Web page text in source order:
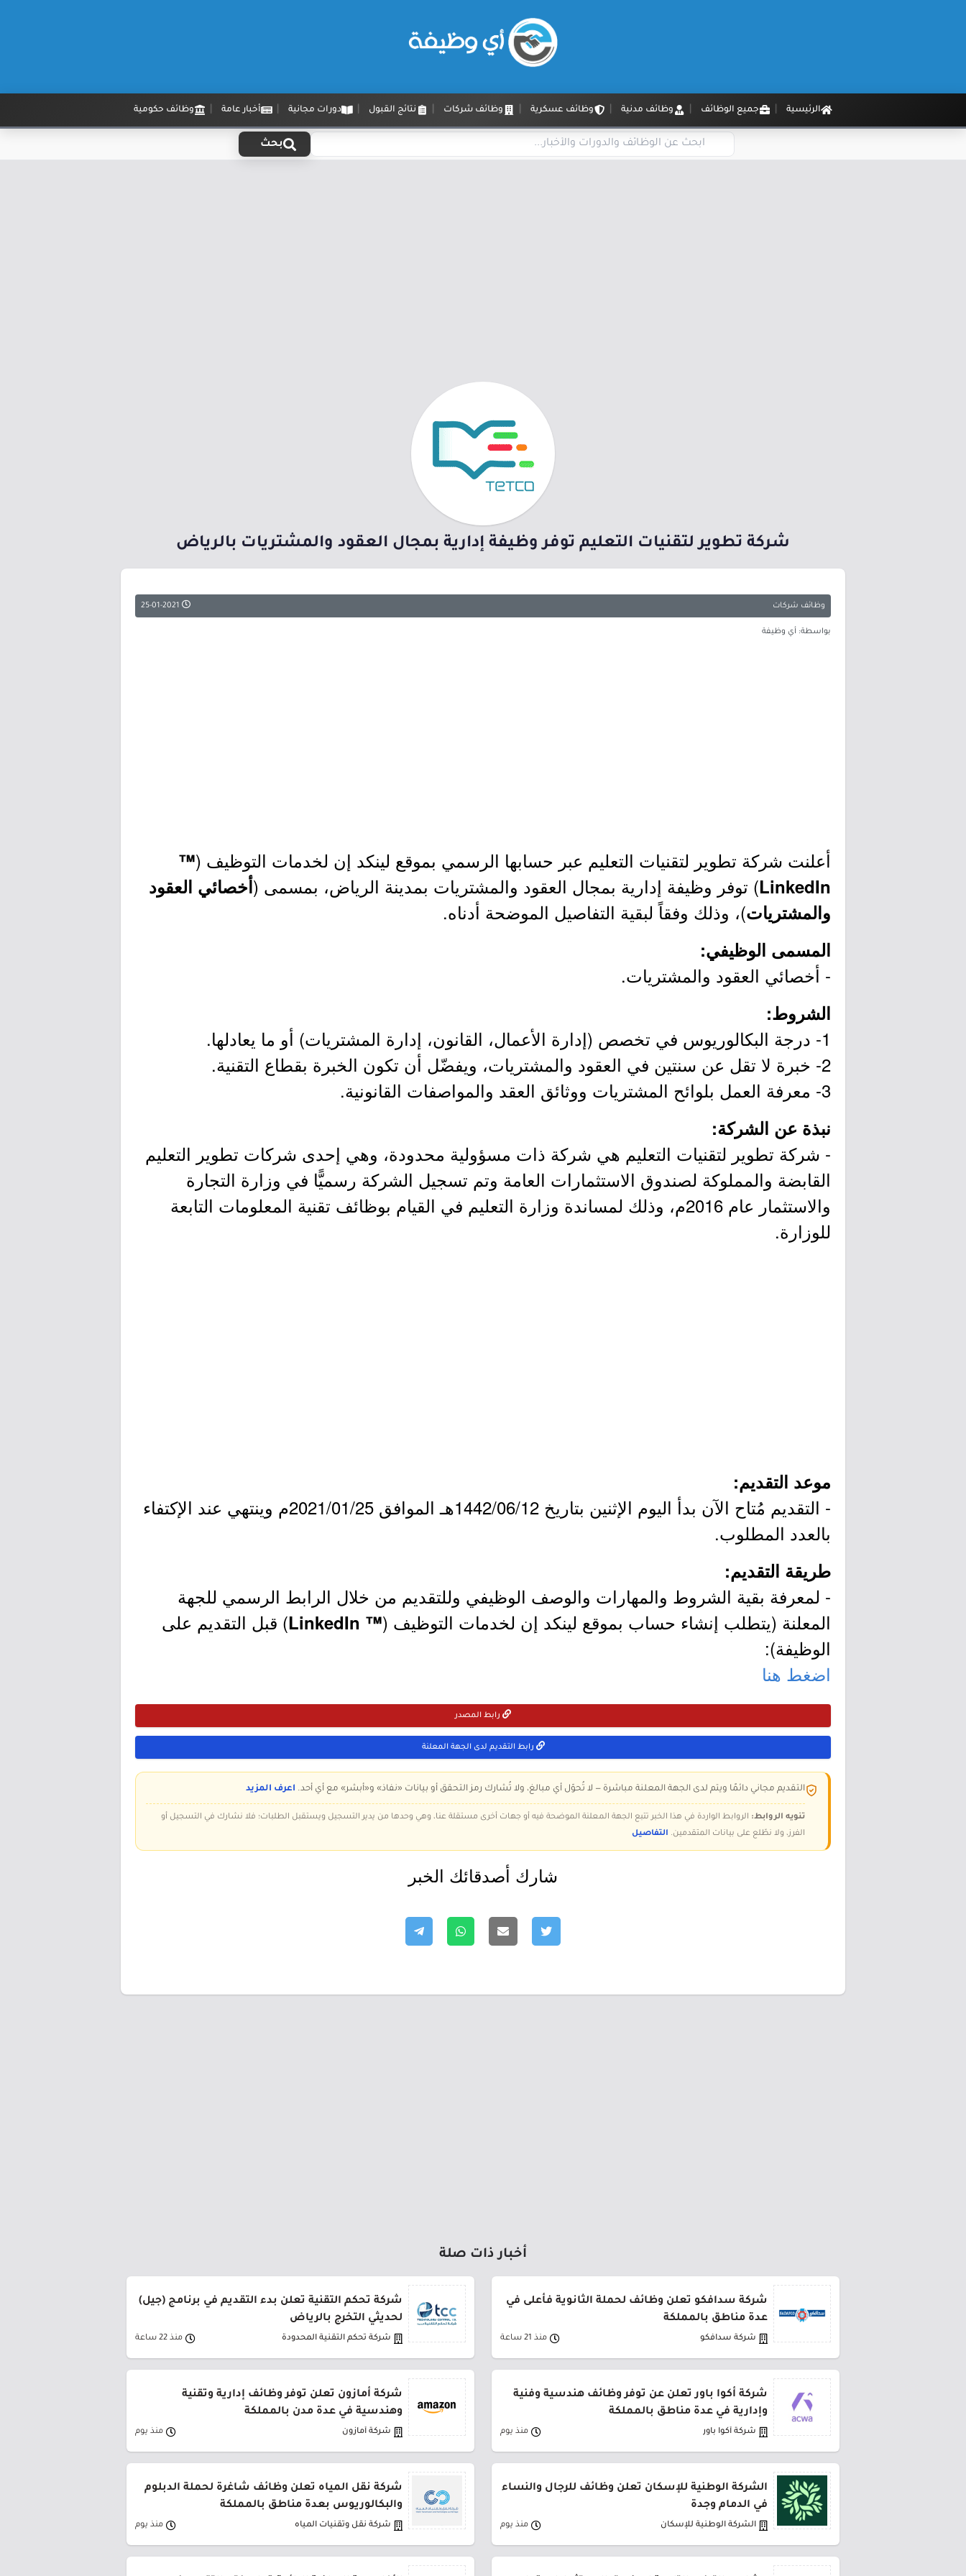
الرئيسية جميع الوظائف وظائف مدنية وظائف عسكرية وظائف شركات نتائج القبول دورات مجانية أخبار عامة وظائف حكومية
بحث
شركة تطوير لتقنيات التعليم توفر وظيفة إدارية بمجال العقود والمشتريات بالرياض
وظائف شركات
بواسطة: أي وظيفة
أعلنت شركة تطوير لتقنيات التعليم عبر حسابها الرسمي بموقع لينكد إن لخدمات التوظيف (™
LinkedIn) توفر وظيفة إدارية بمجال العقود والمشتريات بمدينة الرياض، بمسمى (أخصائي العقود
والمشتريات)، وذلك وفقاً لبقية التفاصيل الموضحة أدناه.
المسمى الوظيفي:
- أخصائي العقود والمشتريات.
الشروط:
1- درجة البكالوريوس في تخصص (إدارة الأعمال، القانون، إدارة المشتريات) أو ما يعادلها.
2- خبرة لا تقل عن سنتين في العقود والمشتريات، ويفضّل أن تكون الخبرة بقطاع التقنية.
3- معرفة العمل بلوائح المشتريات ووثائق العقد والمواصفات القانونية.
نبذة عن الشركة:
- شركة تطوير لتقنيات التعليم هي شركة ذات مسؤولية محدودة، وهي إحدى شركات تطوير التعليم
القابضة والمملوكة لصندوق الاستثمارات العامة وتم تسجيل الشركة رسميًّا في وزارة التجارة
والاستثمار عام 2016م، وذلك لمساندة وزارة التعليم في القيام بوظائف تقنية المعلومات التابعة
للوزارة.
موعد التقديم:
- التقديم مُتاح الآن بدأ اليوم الإثنين بتاريخ 1442/06/12هـ الموافق 2021/01/25م وينتهي عند الإكتفاء
بالعدد المطلوب.
طريقة التقديم:
- لمعرفة بقية الشروط والمهارات والوصف الوظيفي وللتقديم من خلال الرابط الرسمي للجهة
المعلنة (يتطلب إنشاء حساب بموقع لينكد إن لخدمات التوظيف (™ LinkedIn
) قبل التقديم على
الوظيفة):
اضغط هنا
رابط المصدر
رابط التقديم لدى الجهة المعلنة
التقديم مجاني دائمًا ويتم لدى الجهة المعلنة مباشرة — لا تُحوّل أي مبالغ، ولا تُشارك رمز التحقق أو بيانات «نفاذ» و«أبشر» مع أي أحد. اعرف المزيد
تنويه الروابط: الروابط الواردة في هذا الخبر تتبع الجهة المعلنة الموضحة فيه أو جهات أخرى مستقلة عنا، وهي وحدها من يدير التسجيل ويستقبل الطلبات؛ فلا نشارك في التسجيل أو
الفرز، ولا نطّلع على بيانات المتقدمين. التفاصيل
شارك أصدقائك الخبر
أخبار ذات صلة
شركة سدافكو تعلن وظائف لحملة الثانوية فأعلى في
عدة مناطق بالمملكة
شركة سدافكو منذ 21 ساعة
شركة تحكم التقنية تعلن بدء التقديم في برنامج (جيل)
لحديثي التخرج بالرياض
شركة تحكم التقنية المحدودة منذ 22 ساعة
شركة أكوا باور تعلن عن توفر وظائف هندسية وفنية
وإدارية في عدة مناطق بالمملكة
شركة أكوا باور منذ يوم
شركة أمازون تعلن توفر وظائف إدارية وتقنية
وهندسية في عدة مدن بالمملكة
شركة أمازون منذ يوم
الشركة الوطنية للإسكان تعلن وظائف للرجال والنساء
في الدمام وجدة
الشركة الوطنية للإسكان منذ يوم
شركة نقل المياه تعلن وظائف شاغرة لحملة الدبلوم
والبكالوريوس بعدة مناطق بالمملكة
شركة نقل وتقنيات المياه منذ يوم